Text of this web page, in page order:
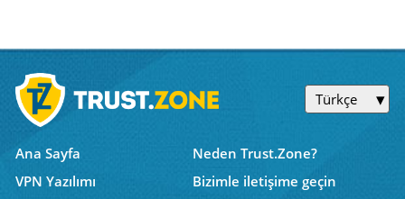
Türkçe
Ana Sayfa
Neden Trust.Zone?
VPN Yazılımı
Bizimle iletişime geçin